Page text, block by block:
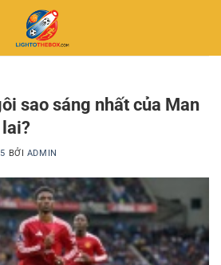
sao sáng nhất của Man
BỞI ADMIN